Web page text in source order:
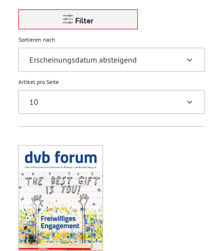
Filter
Sortieren nach
Artikel pro Seite